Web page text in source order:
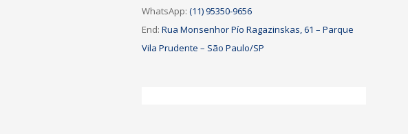
WhatsApp:(11) 95350-9656
End:Rua Monsenhor Pío Ragazinskas, 61 – Parque
Vila Prudente – São Paulo/SP